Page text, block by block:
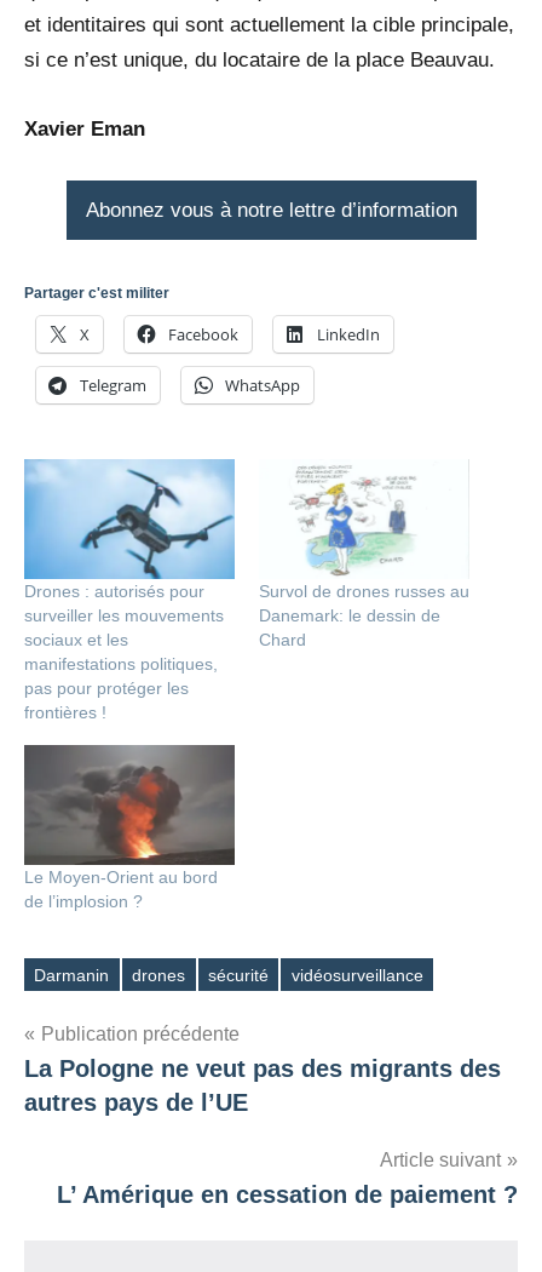
et identitaires qui sont actuellement la cible principale,
si ce n’est unique, du locataire de la place Beauvau.
Xavier Eman
Abonnez vous à notre lettre d’information
Partager c'est militer
X Facebook LinkedIn
Telegram WhatsApp
Drones : autorisés pour
surveiller les mouvements
sociaux et les
manifestations politiques,
pas pour protéger les
frontières !
Survol de drones russes au
Danemark: le dessin de
Chard
Le Moyen-Orient au bord
de l’implosion ?
Étiquettes
Darmanin drones sécurité vidéosurveillance
Navigation
de
Publication précédente
La Pologne ne veut pas des migrants des
autres pays de l’UE
Article suivant
L’ Amérique en cessation de paiement ?